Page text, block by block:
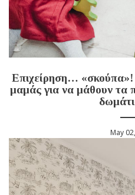
Επιχείρηση… «σκούπα»!
μαμάς για να μάθουν τα
May